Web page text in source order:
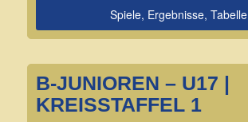
Spiele, Ergebnisse, Tabelle
B-JUNIOREN – U17 |
KREISSTAFFEL 1